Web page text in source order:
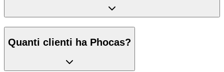
Quanti clienti ha Phocas?